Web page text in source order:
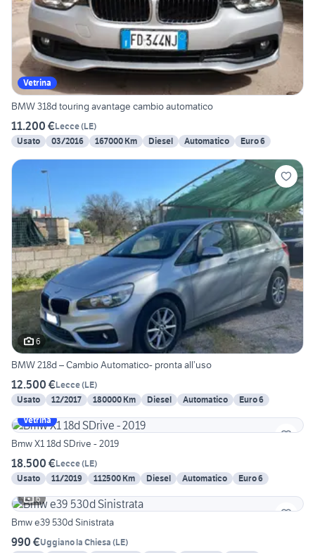
Vetrina
BMW 318d touring avantage cambio automatico
11.200 €Lecce(LE)
Usato
03/2016 167000 Km Diesel Automatico Euro 6
6
BMW 218d – Cambio Automatico- pronta all’uso
12.500 €Lecce(LE)
Usato
12/2017 180000 Km Diesel Automatico
Euro 6
Vetrina
Bmw X1 18d SDrive - 2019
18.500 €Lecce(LE)
Usato
11/2019 112500 Km Diesel Automatico
Euro 6
6
Bmw e39 530d Sinistrata
990 €Uggiano la Chiesa (LE)